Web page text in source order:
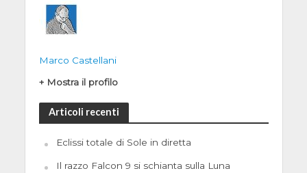
Marco Castellani
+ Mostra il profilo
Articoli recenti
Eclissi totale di Sole in diretta
Il razzo Falcon 9 si schianta sulla Luna